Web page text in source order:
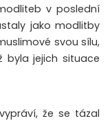
v poslední
jako modlitby
svou sílu,
byla jejich situace